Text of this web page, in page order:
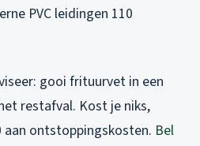
PVC leidingen 110
gooi frituurvet in een
restafval. Kost je niks,
ontstoppingskosten. Bel